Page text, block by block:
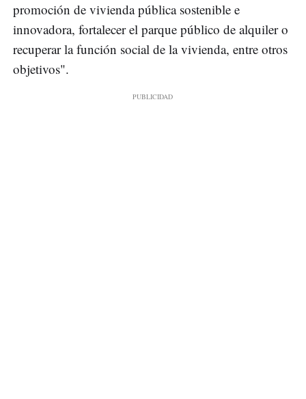
promoción de vivienda pública sostenible e
innovadora, fortalecer el parque público de alquiler o
recuperar la función social de la vivienda, entre otros
objetivos".